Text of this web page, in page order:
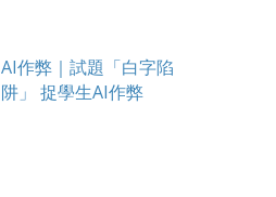
AI作弊｜試題「白字陷
阱」 捉學生AI作弊